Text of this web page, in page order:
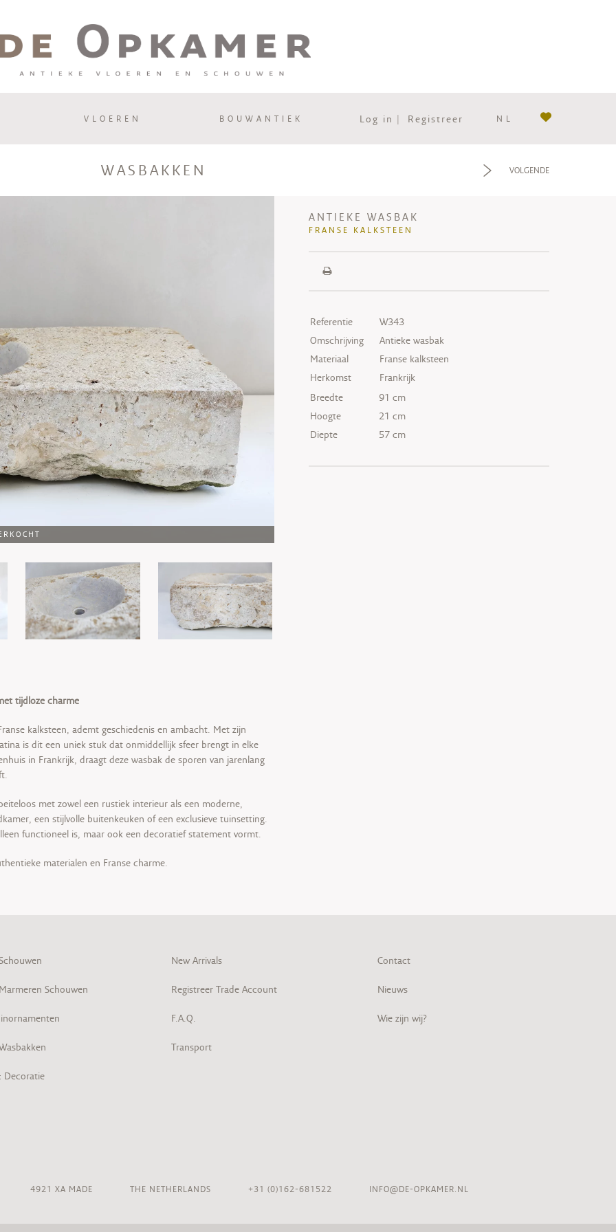
VLOEREN BOUWANTIEK Log in | Registreer NL
f VOLGENDE
WASBAKKEN
tijdloze charme
kalksteen, ademt geschiedenis en ambacht. Met zijn
is dit een uniek stuk dat onmiddellijk sfeer brengt in elke
in Frankrijk, draagt deze wasbak de sporen van jarenlang
met zowel een rustiek interieur als een moderne,
een stijlvolle buitenkeuken of een exclusieve tuinsetting.
functioneel is, maar ook een decoratief statement vormt.
materialen en Franse charme.
ANTIEKE WASBAK
FRANSE KALKSTEEN
Referentie
W343
Omschrijving
Antieke wasbak
Materiaal
Franse kalksteen
Herkomst
Frankrijk
Breedte
91 cm
Hoogte
21 cm
Diepte
57 cm
Schouwen
Decoratie
New Arrivals
Registreer Trade Account
F.A.Q.
Transport
Contact
Nieuws
Wie zijn wij?
4921 XA MADE THE NETHERLANDS +31 (0)162-681522 INFO@DE-OPKAMER.NL